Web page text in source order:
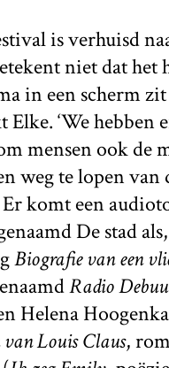
is verhuisd
niet dat het
in een scherm
Elke. ‘We hebben
mensen ook de
weg te lopen
Er komt een
De stad
Biografie van een
Radio
Helena
Louis Claus,